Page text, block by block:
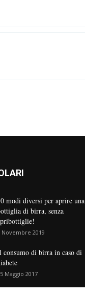
modi diversi per aprire una
di birra, senza
Novembre 2019
consumo di birra in caso di
Maggio 2017